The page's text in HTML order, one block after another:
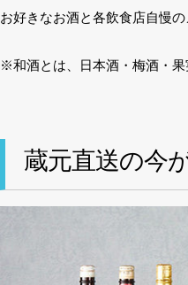
お好きなお酒と各飲食店自慢
※和酒とは、日本酒・梅酒・果
蔵元直送の今